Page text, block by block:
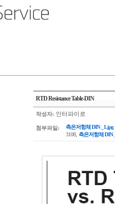
RTD Resistance Table-DIN
작성자: 인터파이로
첨부파일:
측온저항체 DIN _1.jpg
3108, 측온저항체 DIN